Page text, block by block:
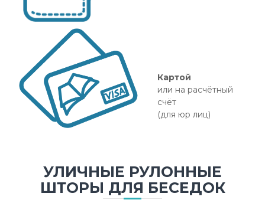
Картой
или на расчётный
счёт
(для юр лиц)
УЛИЧНЫЕ РУЛОННЫЕ
ШТОРЫ ДЛЯ БЕСЕДОК